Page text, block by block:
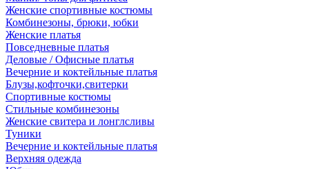
Женские спортивные костюмы
Комбинезоны, брюки, юбки
Женские платья
Повседневные платья
Деловые / Офисные платья
Вечерние и коктейльные платья
Блузы,кофточки,свитерки
Спортивные костюмы
Стильные комбинезоны
Женские свитера и лонглсливы
Туники
Вечерние и коктейльные платья
Верхняя одежда